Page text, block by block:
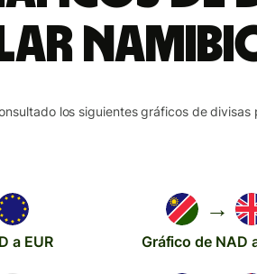
los siguientes gráficos de divisas
a EUR
→
Gráfico de NAD